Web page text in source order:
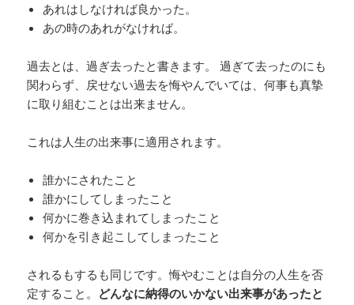
あれはしなければ良かった。
あの時のあれがなければ。
過去とは、過ぎ去ったと書きます。 過ぎて去ったのにも
関わらず、戻せない過去を悔やんでいては、何事も真摯
に取り組むことは出来ません。
これは人生の出来事に適用されます。
誰かにされたこと
誰かにしてしまったこと
何かに巻き込まれてしまったこと
何かを引き起こしてしまったこと
されるもするも同じです。悔やむことは自分の人生を否
定すること。 どんなに納得のいかない出来事があったと